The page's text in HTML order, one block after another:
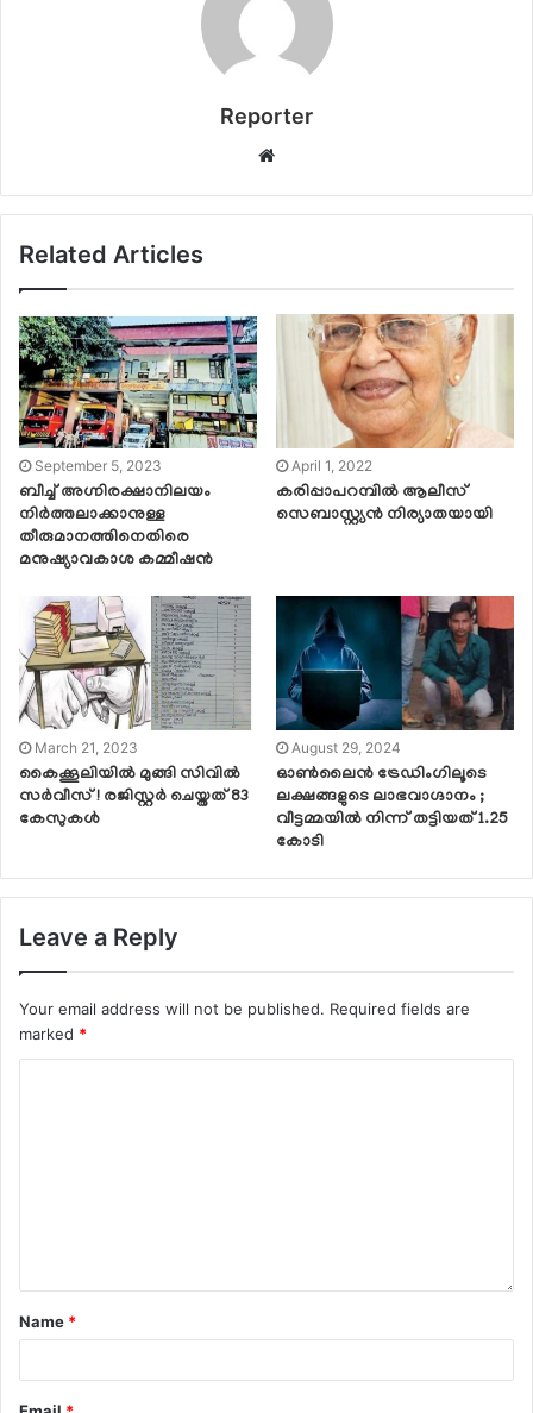
Reporter
Website
Related Articles
September 5, 2023
ബീച്ച് അഗ്നിരക്ഷാനിലയം
നിർത്തലാക്കാനുള്ള
തീരുമാനത്തിനെതിരെ
മനുഷ്യാവകാശ കമ്മീഷൻ
April 1, 2022
കരിപ്പാപറമ്പിൽ ആലീസ്
സെബാസ്റ്റ്യൻ നിര്യാതയായി
March 21, 2023
കൈക്കൂലിയില്‍ മുങ്ങി സിവില്‍
സര്‍വീസ് ! രജിസ്റ്റര്‍ ചെയ്തത് 83
കേസുകള്‍
August 29, 2024
ഓണ്‍ലൈന്‍ ട്രേഡിംഗിലൂടെ
ലക്ഷങ്ങളുടെ ലാഭവാഗ്ദാനം ;
വീട്ടമ്മയില്‍ നിന്ന് തട്ടിയത് 1.25
കോടി
Leave a Reply
Your email address will not be published. Required fields are
marked *
Name *